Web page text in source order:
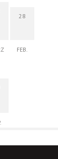
28
FEB.